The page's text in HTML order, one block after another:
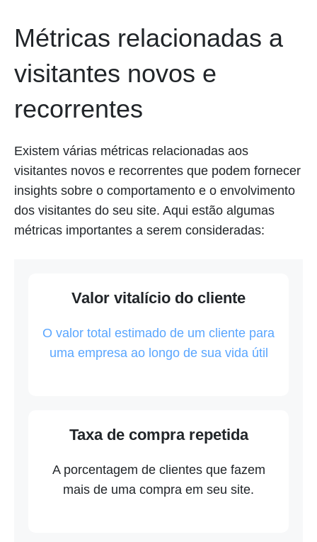
Métricas relacionadas a
visitantes novos e
recorrentes
Existem várias métricas relacionadas aos
visitantes novos e recorrentes que podem fornecer
insights sobre o comportamento e o envolvimento
dos visitantes do seu site. Aqui estão algumas
métricas importantes a serem consideradas:
Valor vitalício do cliente
O valor total estimado de um cliente para
uma empresa ao longo de sua vida útil
Taxa de compra repetida
A porcentagem de clientes que fazem
mais de uma compra em seu site.